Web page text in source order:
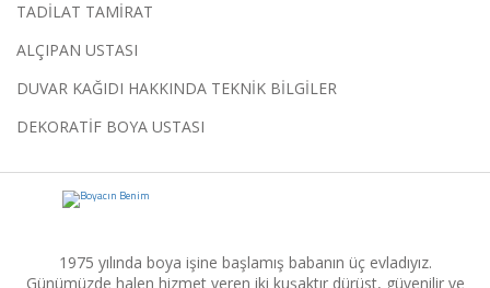
TADİLAT TAMİRAT
ALÇIPAN USTASI
DUVAR KAĞIDI HAKKINDA TEKNİK BİLGİLER
DEKORATİF BOYA USTASI
1975 yılında boya işine başlamış babanın üç evladıyız.
Günümüzde halen hizmet veren iki kuşaktır dürüst, güvenilir ve